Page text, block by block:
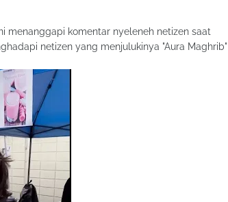
menanggapi komentar nyeleneh netizen saat
netizen yang menjulukinya "Aura Maghrib"